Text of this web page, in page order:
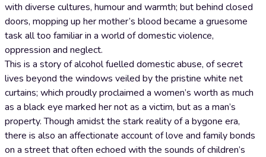
with diverse cultures, humour and warmth; but behind closed
doors, mopping up her mother’s blood became a gruesome
task all too familiar in a world of domestic violence,
oppression and neglect.
This is a story of alcohol fuelled domestic abuse, of secret
lives beyond the windows veiled by the pristine white net
curtains; which proudly proclaimed a women’s worth as much
as a black eye marked her not as a victim, but as a man’s
property. Though amidst the stark reality of a bygone era,
there is also an affectionate account of love and family bonds
on a street that often echoed with the sounds of children’s